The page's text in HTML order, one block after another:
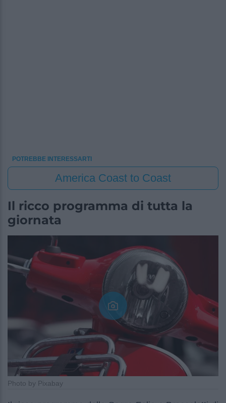
POTREBBE INTERESSARTI
America Coast to Coast
Il ricco programma di tutta la
giornata
Photo by Pixabay